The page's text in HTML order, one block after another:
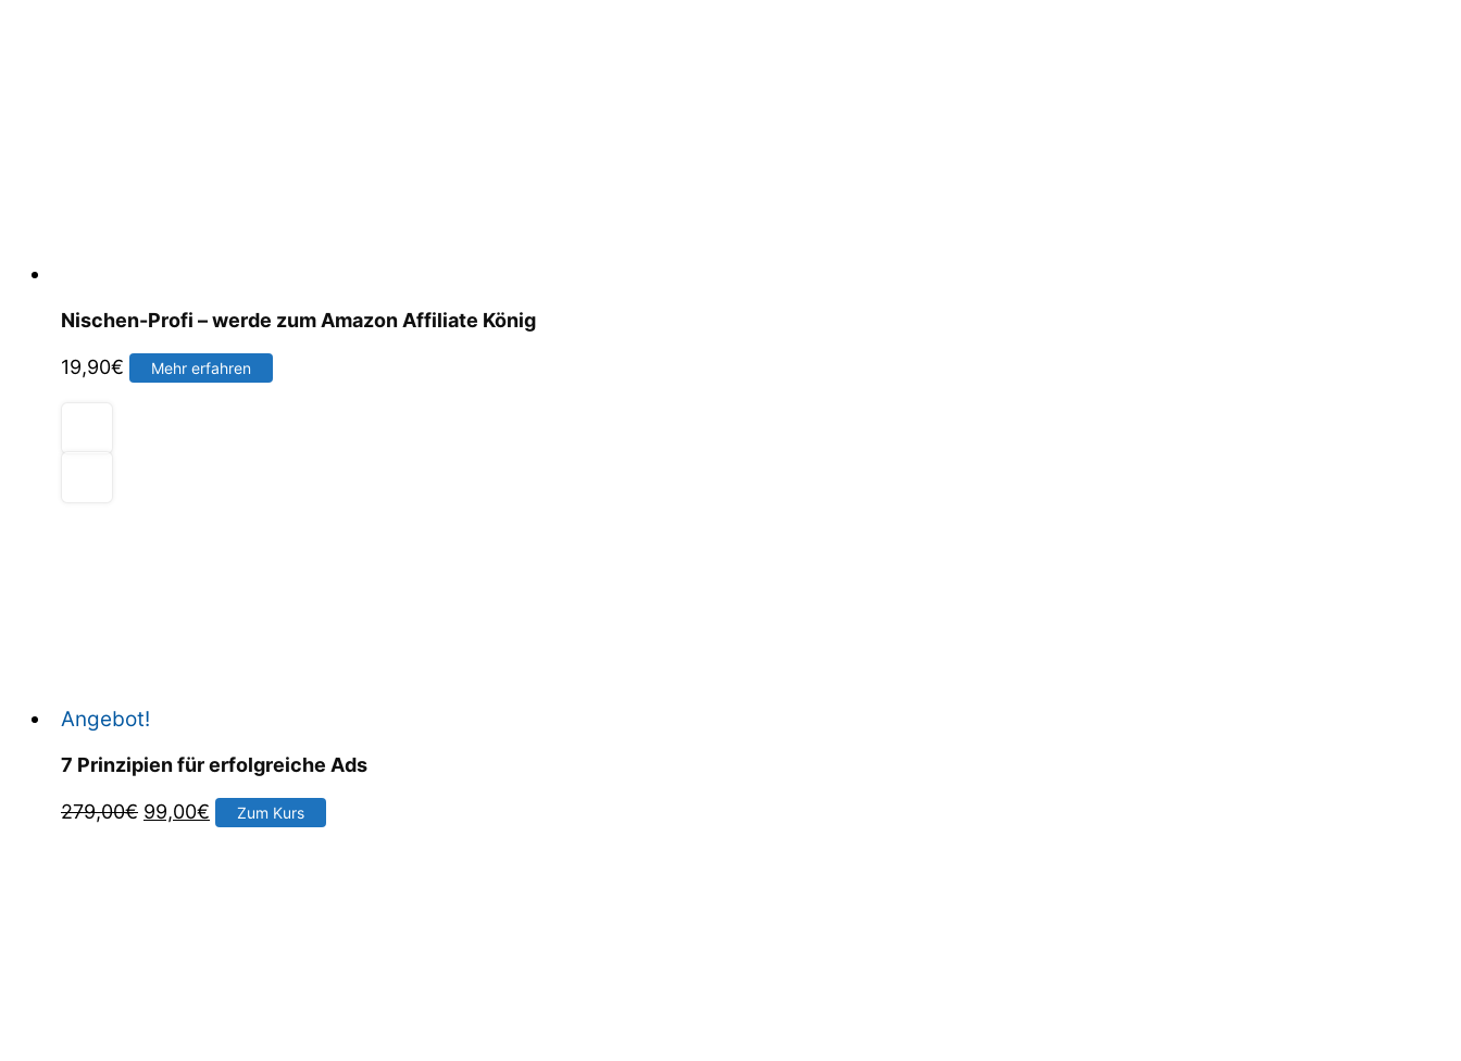
Nischen-Profi – werde zum Amazon Affiliate König
19,90€ Mehr erfahren
Angebot!
7 Prinzipien für erfolgreiche Ads
279,00€ Ursprünglicher
99,00€ Aktueller
Zum Kurs